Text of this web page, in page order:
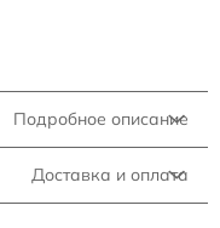
Подробное описание
Доставка и оплата